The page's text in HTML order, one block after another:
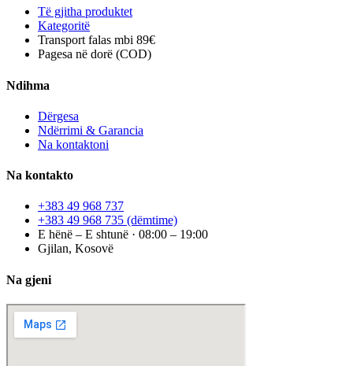
Të gjitha produktet
Kategoritë
Transport falas mbi 89€
Pagesa në dorë (COD)
Ndihma
Dërgesa
Ndërrimi & Garancia
Na kontaktoni
Na kontakto
+383 49 968 737
+383 49 968 735 (dëmtime)
E hënë – E shtunë · 08:00 – 19:00
Gjilan, Kosovë
Na gjeni